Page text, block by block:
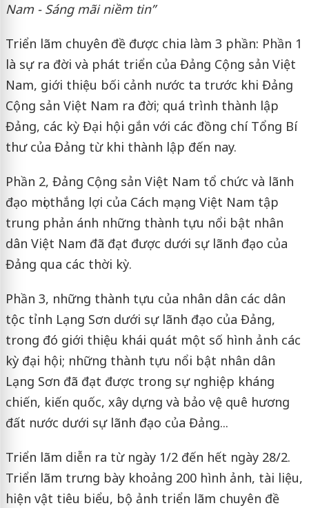
Nam - Sáng mãi niềm tin”
Triển lãm chuyên đề được chia làm 3 phần: Phần 1
là sự ra đời và phát triển của Đảng Cộng sản Việt
Nam, giới thiệu bối cảnh nước ta trước khi Đảng
Cộng sản Việt Nam ra đời; quá trình thành lập
Đảng, các kỳ Đại hội gắn với các đồng chí Tổng Bí
thư của Đảng từ khi thành lập đến nay.
Phần 2, Đảng Cộng sản Việt Nam tổ chức và lãnh
đạo mọi thắng lợi của Cách mạng Việt Nam tập
trung phản ánh những thành tựu nổi bật nhân
dân Việt Nam đã đạt được dưới sự lãnh đạo của
Đảng qua các thời kỳ.
Phần 3, những thành tựu của nhân dân các dân
tộc tỉnh Lạng Sơn dưới sự lãnh đạo của Đảng,
trong đó giới thiệu khái quát một số hình ảnh các
kỳ đại hội; những thành tựu nổi bật nhân dân
Lạng Sơn đã đạt được trong sự nghiệp kháng
chiến, kiến quốc, xây dựng và bảo vệ quê hương
đất nước dưới sự lãnh đạo của Đảng...
Triển lãm diễn ra từ ngày 1/2 đến hết ngày 28/2.
Triển lãm trưng bày khoảng 200 hình ảnh, tài liệu,
hiện vật tiêu biểu, bộ ảnh triển lãm chuyên đề